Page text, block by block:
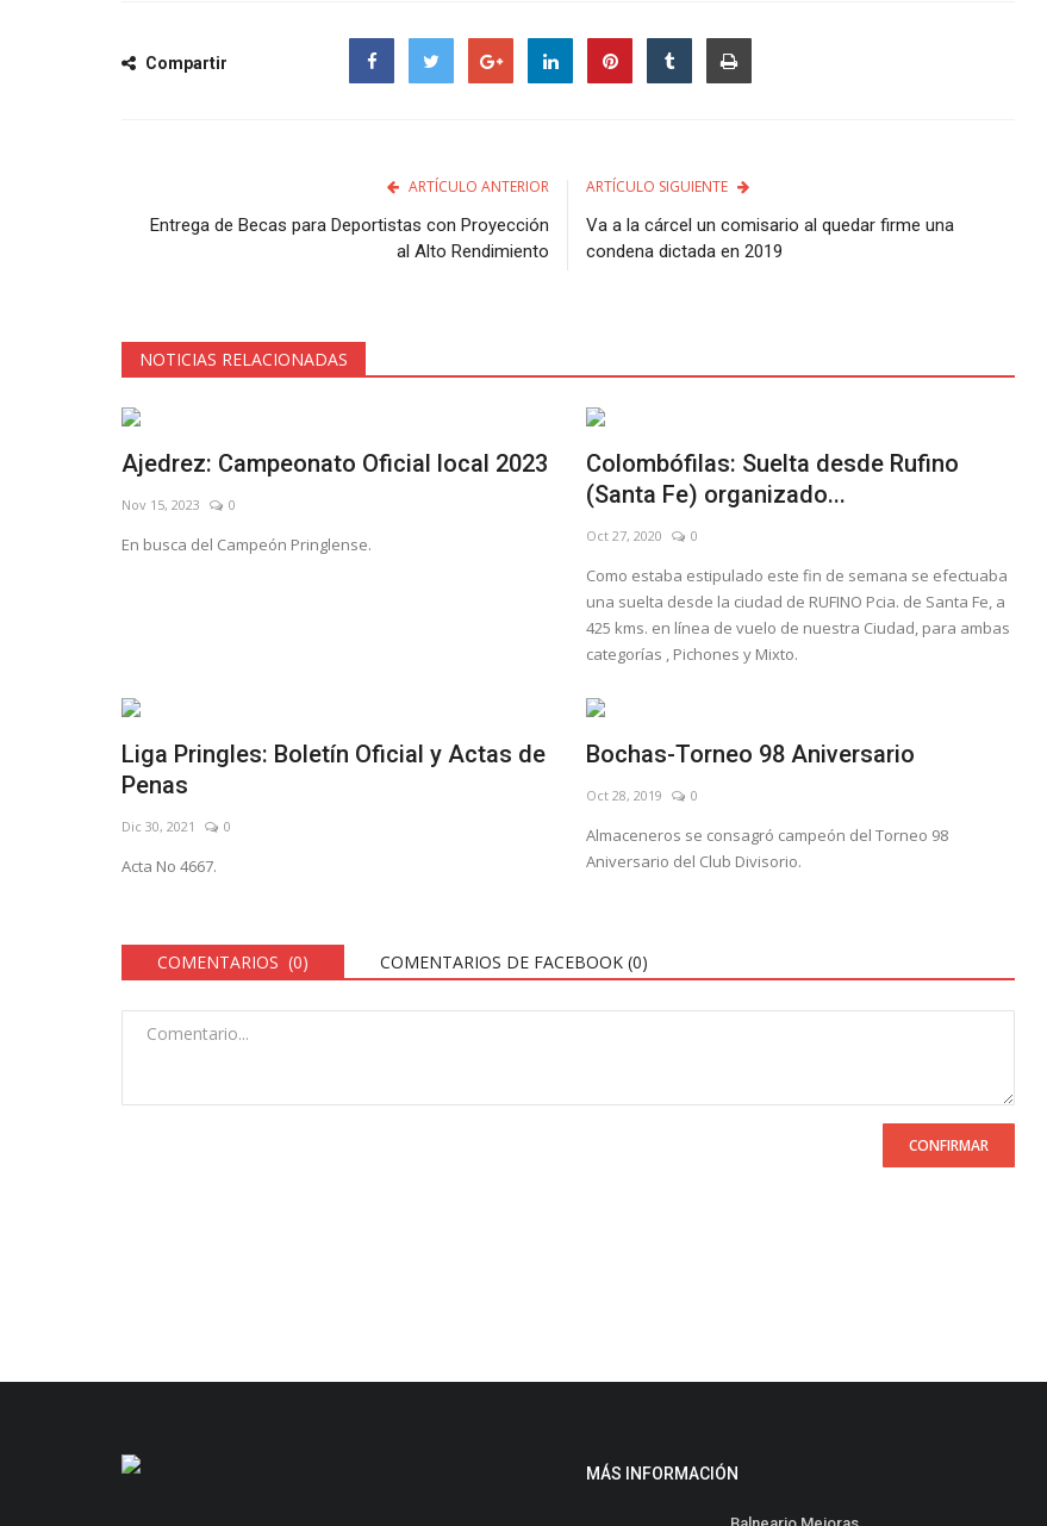
Compartir
ARTÍCULO ANTERIOR
Entrega de Becas para Deportistas con Proyección
al Alto Rendimiento
ARTÍCULO SIGUIENTE
Va a la cárcel un comisario al quedar firme una
condena dictada en 2019
NOTICIAS RELACIONADAS
Ajedrez: Campeonato Oficial local 2023
Nov 15, 2023 0
En busca del Campeón Pringlense.
Colombófilas: Suelta desde Rufino
(Santa Fe) organizado...
Oct 27, 2020 0
Como estaba estipulado este fin de semana se efectuaba
una suelta desde la ciudad de RUFINO Pcia. de Santa Fe, a
425 kms. en línea de vuelo de nuestra Ciudad, para ambas
categorías , Pichones y Mixto.
Liga Pringles: Boletín Oficial y Actas de
Penas
Dic 30, 2021 0
Acta No 4667.
Bochas-Torneo 98 Aniversario
Oct 28, 2019 0
Almaceneros se consagró campeón del Torneo 98
Aniversario del Club Divisorio.
COMENTARIOS (0) COMENTARIOS DE FACEBOOK (0)
CONFIRMAR
MÁS INFORMACIÓN